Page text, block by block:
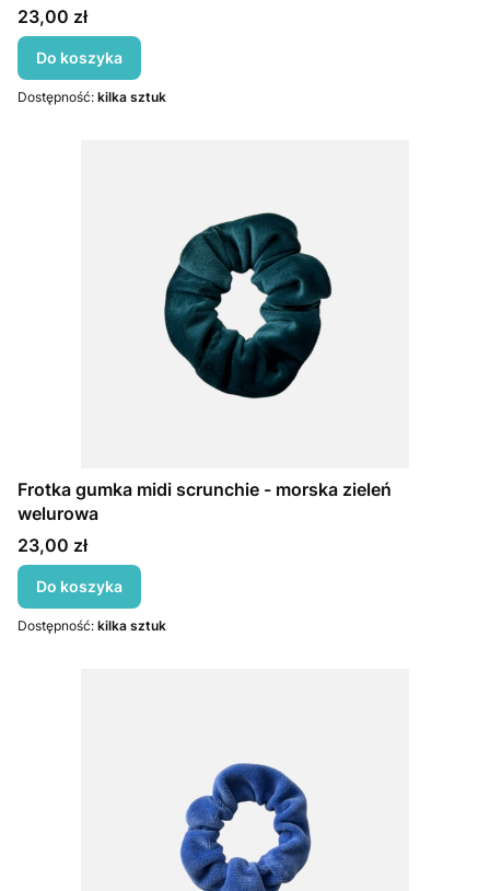
Cena
23,00 zł
Do koszyka
Dostępność: kilka sztuk
Frotka gumka midi scrunchie - morska zieleń
welurowa
Cena
23,00 zł
Do koszyka
Dostępność: kilka sztuk